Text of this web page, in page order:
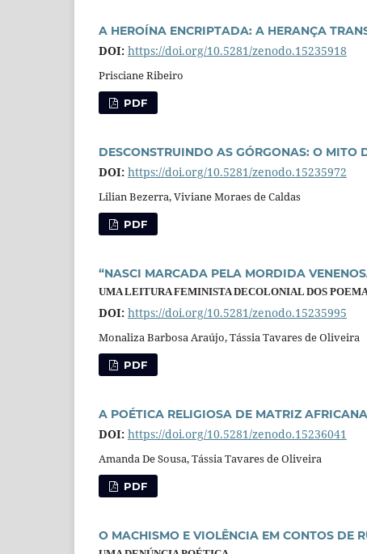
A HEROÍNA ENCRIPTADA: A HERANÇA
DOI: https://doi.org/10.5281/zenodo.15235918
Prisciane Ribeiro
PDF
DESCONSTRUINDO AS GÓRGONAS: O MITO
DOI: https://doi.org/10.5281/zenodo.15235972
Lilian Bezerra, Viviane Moraes de Caldas
PDF
“NASCI MARCADA PELA MORDIDA
UMA LEITURA FEMINISTA DECOLONIAL DOS
DOI: https://doi.org/10.5281/zenodo.15235995
Monaliza Barbosa Araújo, Tássia Tavares de Oliveira
PDF
A POÉTICA RELIGIOSA DE MATRIZ
DOI: https://doi.org/10.5281/zenodo.15236041
Amanda De Sousa, Tássia Tavares de Oliveira
PDF
O MACHISMO E VIOLÊNCIA EM CONTOS DE